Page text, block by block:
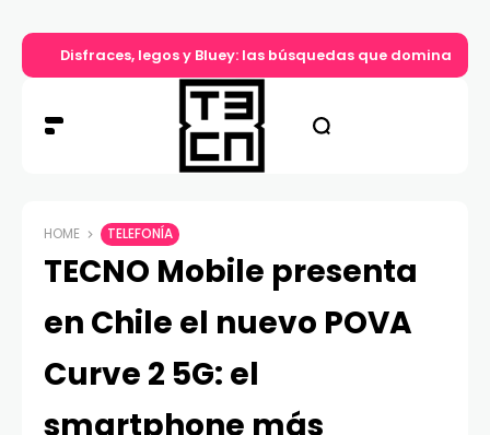
Disfraces, legos y Bluey: las búsquedas que dominan el
HOME TELEFONÍA
TECNO Mobile presenta
en Chile el nuevo POVA
Curve 2 5G: el
smartphone más